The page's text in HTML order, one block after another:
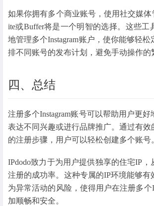
如果你拥有多个商业账号，使用社交媒体
ite或Buffer将是一个明智的选择。这些工
地管理多个Instagram账户，使你能够轻
排不同账号的发布计划，避免手动操作的
四、总结
注册多个Instagram账号可以帮助用户更好
表达不同兴趣或进行品牌推广。通过有效
的注册步骤，用户可以轻松创建多个账号
IPdodo致力于为用户提供独享的住宅IP
注册的成功率。这种专属的IP环境能够有
为异常活动的风险，使得用户在注册多个
加顺畅和安全。